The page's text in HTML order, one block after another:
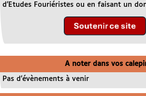
d’Etudes Fouriéristes ou en faisant un
A noter dans vos
Pas d’évènements à venir